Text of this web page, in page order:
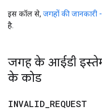
इस कॉल से, जगहों की जानकारी
है.
जगह के आईडी
के कोड
INVALID REQUEST